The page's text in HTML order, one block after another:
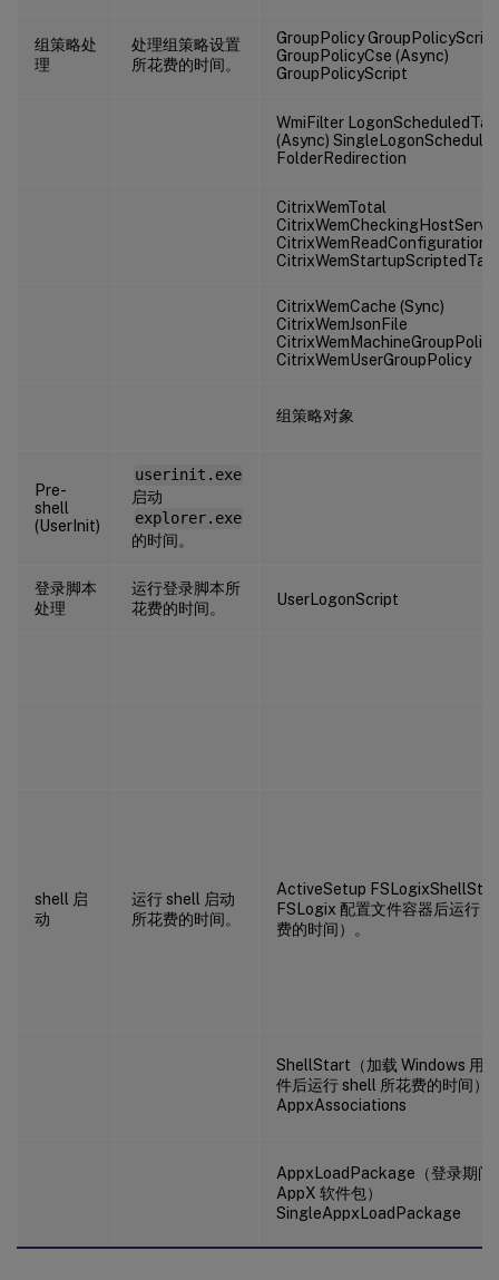
组策略处
理
处理组策略设置
所花费的时间。
GroupPolicy
GroupPolicyCse (Async)
GroupPolicyScript
WmiFilter
(Async)
FolderRedirection
CitrixWemTotal
CitrixWemReadConfiguration
CitrixWemCache (Sync)
CitrixWemJsonFile
CitrixWemMachineGroupPolicy
CitrixWemUserGroupPolicy
组策略对象
Pre-
shell
(UserInit)
userinit.exe
启动
explorer.exe
的时间。
登录脚本
处理
运行登录脚本所
花费的时间。
UserLogonScript
shell 启
动
运行 shell 启动
所花费的时间。
ActiveSetup
FSLogix 配置文件容器后运行
费的时间）。
ShellStart（加载 Windows 用
件后运行 shell 所花费的时间）
AppxAssociations
AppxLoadPackage（登录期间
AppX 软件包）
SingleAppxLoadPackage